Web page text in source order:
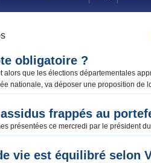
obligatoire ?
alors que les élections départementales
nationale, va déposer une proposition de
frappés au
présentées ce mercredi par le président
vie est équilibré selon